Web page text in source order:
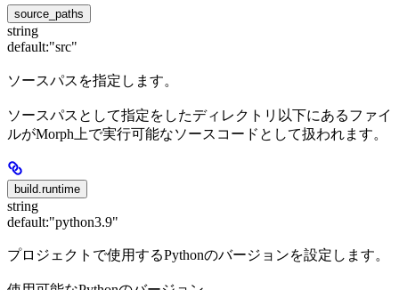
source_paths
string
default:"src"
ソースパスを指定します。
ソースパスとして指定をしたディレクトリ以下にあるファイ
ルがMorph上で実行可能なソースコードとして扱われます。
build.runtime
string
default:"python3.9"
プロジェクトで使用するPythonのバージョンを設定します。